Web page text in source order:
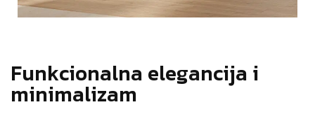
Funkcionalna elegancija i
minimalizam